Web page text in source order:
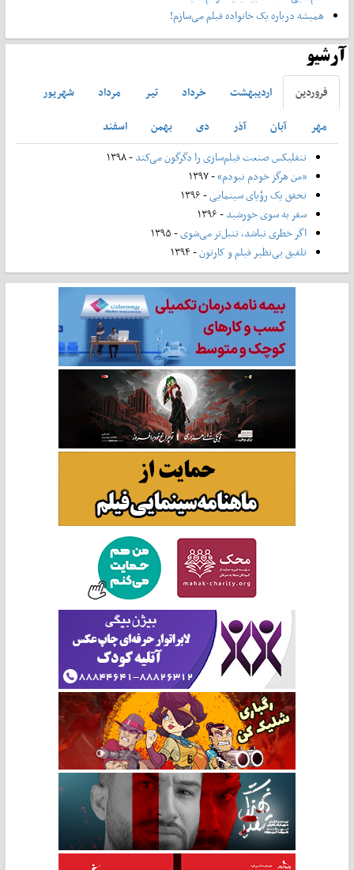
همیشه درباره یک خانواده فیلم می‌سازم!
آرشیو
فروردين ارديبهشت خرداد تير مرداد
شهريور
مهر
آبان آذر دی بهمن
اسفند
نتفلیکس صنعت فیلم‌سازی را دگرگون می‌کند- ۱۳۹۸
«من هرگز خودم نبودم»- ۱۳۹۷
تحقق یک رؤیای سینمایی- ۱۳۹۶
سفر به سوی خورشید- ۱۳۹۶
اگر خطری نباشد، تنبل‌تر می‌شوی- ۱۳۹۵
تلفیق بی‌نظیر فیلم و کارتون- ۱۳۹۴